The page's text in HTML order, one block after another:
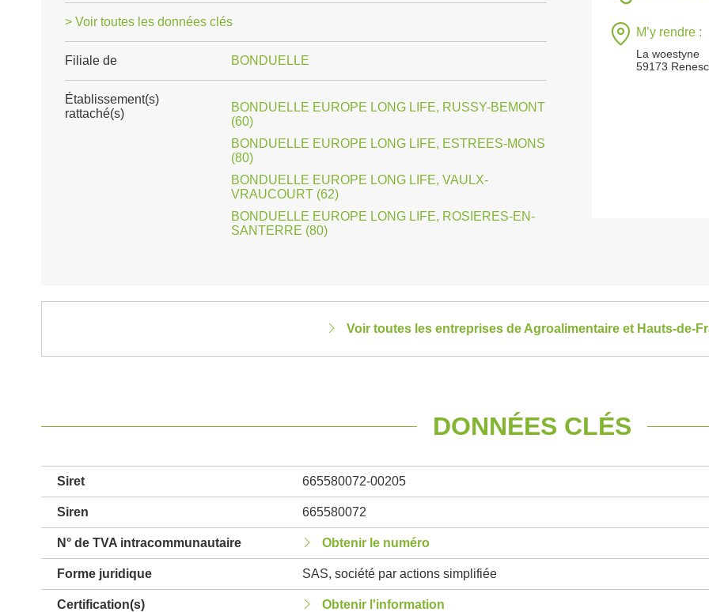
> Voir toutes les données clés
Filiale de BONDUELLE
Établissement(s)
rattaché(s)
BONDUELLE EUROPE LONG LIFE, RUSSY-BEMONT
(60)
BONDUELLE EUROPE LONG LIFE, ESTREES-MONS
(80)
BONDUELLE EUROPE LONG LIFE, VAULX-
VRAUCOURT (62)
BONDUELLE EUROPE LONG LIFE, ROSIERES-EN-
SANTERRE (80)
M’y rendre :
La woestyne
59173
Voir toutes les entreprises de Agroalimentaire et Hauts-de-
DONNÉES CLÉS
Siret 665580072-00205
Siren 665580072
N° de TVA intracommunautaire Obtenir le numéro
Forme juridique SAS, société par actions simplifiée
Certification(s) Obtenir l'information